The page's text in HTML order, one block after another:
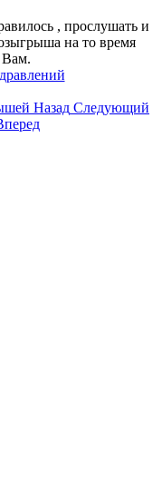
, прослушать и
на то время
Вам.
Назад Следующий